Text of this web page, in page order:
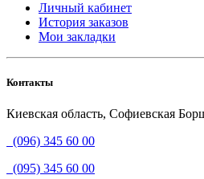
Личный кабинет
История заказов
Мои закладки
Контакты
Киевская область, Софиевская
(096) 345 60 00
(095) 345 60 00